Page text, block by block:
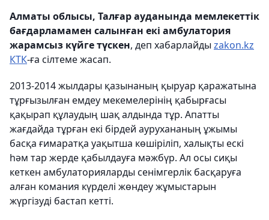
Алматы облысы, Талғар ауданында мемлекеттік
бағдарламамен салынған екі амбулатория
жарамсыз күйге түскен, деп хабарлайды zakon.kz
КТК-ға сілтеме жасап.
2013-2014 жылдары қазынаның қыруар қаражатына
тұрғызылған емдеу мекемелерінің қабырғасы
қақырап құлаудың шақ алдында тұр. Апатты
жағдайда тұрған екі бірдей аурухананың ұжымы
басқа ғимаратқа уақытша көшіріліп, халықты ескі
һәм тар жерде қабылдауға мәжбүр. Ал осы сиқы
кеткен амбулаторияларды сенімгерлік басқаруға
алған комания күрделі жөндеу жұмыстарын
жүргізуді бастап кетті.